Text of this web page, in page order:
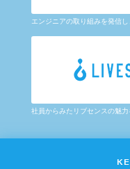
エンジニアの取り組みを発信し
社員からみたリブセンスの魅